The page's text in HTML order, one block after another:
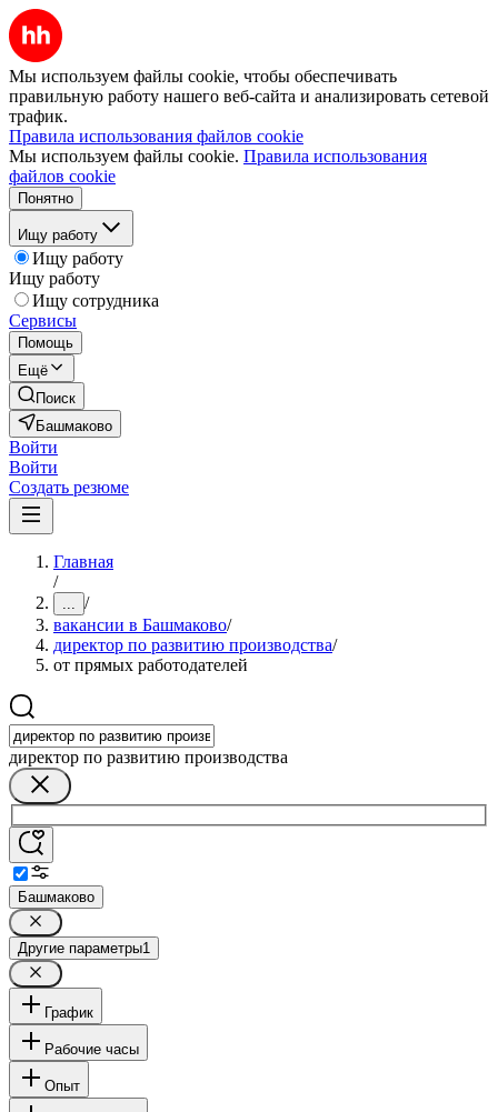
Мы используем файлы cookie, чтобы обеспечивать
правильную работу нашего веб-сайта и анализировать сетевой
трафик.
Правила использования файлов cookie
Мы используем файлы cookie. Правила использования
файлов cookie
Понятно
Ищу работу
Ищу работу
Ищу работу
Ищу сотрудника
Сервисы
Помощь
Ещё
Поиск
Башмаково
Войти
Войти
Создать резюме
Главная
/
... /
вакансии в Башмаково/
директор по развитию производства/
от прямых работодателей
директор по развитию производства
Башмаково
Другие параметры1
График
Рабочие часы
Опыт